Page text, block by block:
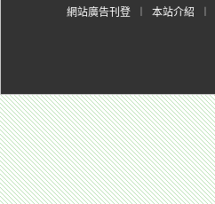
網站廣告刊登 本站介紹